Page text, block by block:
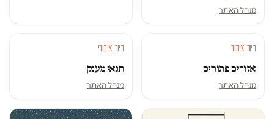
מנהל האתר
דיור ציבורי
אזורים פתוחים
מנהל האתר
דיור ציבורי
תנאי מענק
מנהל האתר